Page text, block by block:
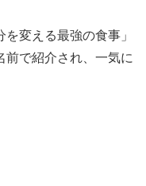
変える最強の食事」
前で紹介され、一気に